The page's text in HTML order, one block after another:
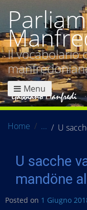
Il vocabolario
Menu
Home U sacche vacande
U sacche
mandöne
Posted on 1 Giugno